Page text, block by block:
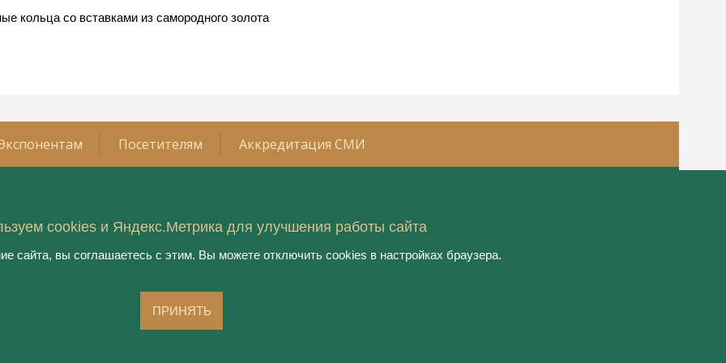
кольца со вставками из самородного золота
Посетителям Аккредитация СМИ
2026 года
КВЦ «Экспофорум»
Организатор:
cookies и Яндекс.Метрика для улучшения работы сайта
сайта, вы соглашаетесь с этим. Вы можете отключить cookies в настройках браузера.
ПРИНЯТЬ